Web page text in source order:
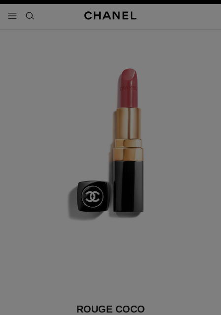
- navegación principal
buscar
ROUGE COCO